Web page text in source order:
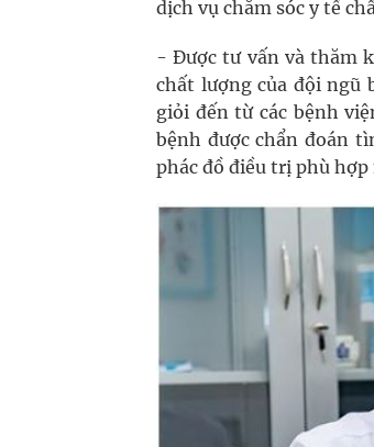
dịch vụ chăm sóc y tế
- Được tư vấn và thăm
chất lượng của đội ngũ
giỏi đến từ các bệnh
bệnh được chẩn đoán
phác đồ điều trị phù hợp